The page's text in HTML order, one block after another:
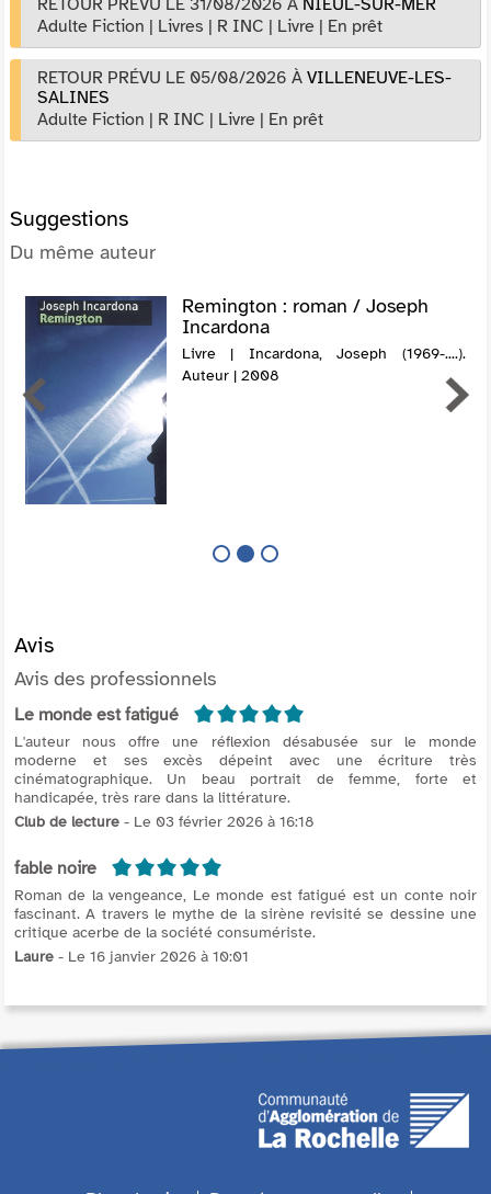
Adulte Fiction | Livres | R INC | Livre | En prêt
RETOUR PRÉVU LE 05/08/2026 À VILLENEUVE-LES-
SALINES
Adulte Fiction | R INC | Livre | En prêt
Suggestions
Du même auteur
Remington : roman / Joseph
Incardona
Livre | Incardona, Joseph (1969-....).
Auteur | 2008
Avis
Avis des professionnels
Le monde est fatigué 5/5
L'auteur nous offre une réflexion désabusée sur le monde
moderne et ses excès dépeint avec une écriture très
cinématographique. Un beau portrait de femme, forte et
handicapée, très rare dans la littérature.
Club de lecture - Le 03 février 2026 à 16:18
fable noire 5/5
Roman de la vengeance, Le monde est fatigué est un conte noir
fascinant. A travers le mythe de la sirène revisité se dessine une
critique acerbe de la société consumériste.
Laure - Le 16 janvier 2026 à 10:01